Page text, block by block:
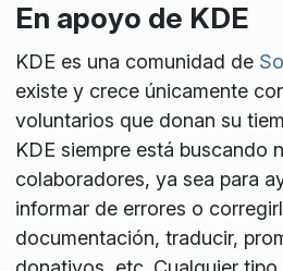
En apoyo de KDE
KDE es una comunidad de
existe y crece únicamente
voluntarios que donan su
KDE siempre está buscando
colaboradores, ya sea para
informar de errores o
documentación, traducir,